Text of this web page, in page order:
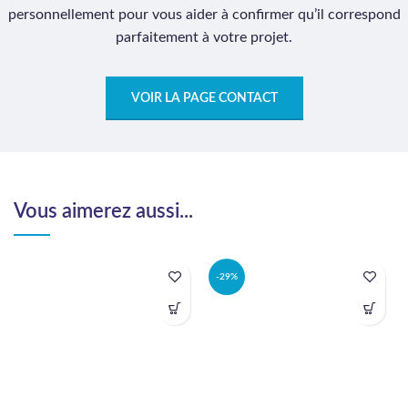
personnellement pour vous aider à confirmer qu’il correspond
parfaitement à votre projet.
VOIR LA PAGE CONTACT
Vous aimerez aussi...
-29%